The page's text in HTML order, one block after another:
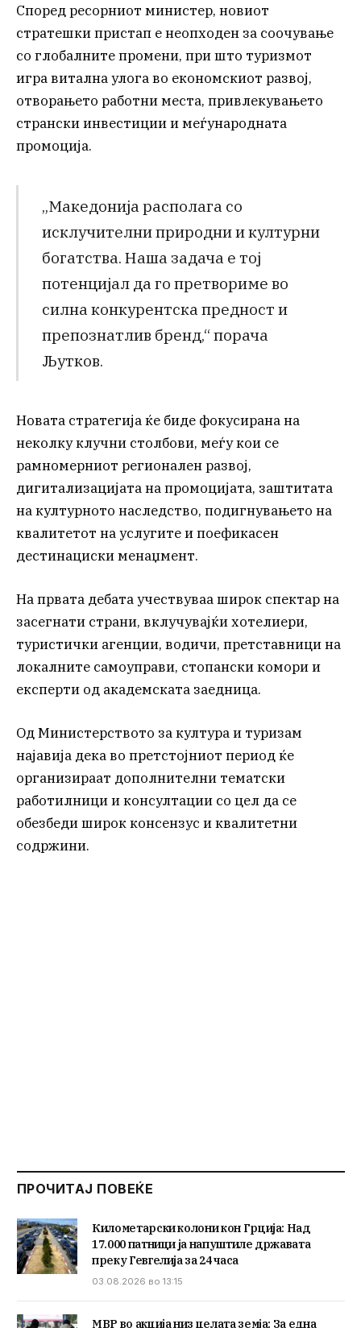
Според ресорниот министер, новиот
стратешки пристап е неопходен за соочување
со глобалните промени, при што туризмот
игра витална улога во економскиот развој,
отворањето работни места, привлекувањето
странски инвестиции и меѓународната
промоција.
„Македонија располага со
исклучителни природни и културни
богатства. Наша задача е тој
потенцијал да го претвориме во
силна конкурентска предност и
препознатлив бренд,“ порача
Љутков.
Новата стратегија ќе биде фокусирана на
неколку клучни столбови, меѓу кои се
рамномерниот регионален развој,
дигитализацијата на промоцијата, заштитата
на културното наследство, подигнувањето на
квалитетот на услугите и поефикасен
дестинациски менаџмент.
На првата дебата учествуваа широк спектар на
засегнати страни, вклучувајќи хотелиери,
туристички агенции, водичи, претставници на
локалните самоуправи, стопански комори и
експерти од академската заедница.
Од Министерството за култура и туризам
најавија дека во претстојниот период ќе
организираат дополнителни тематски
работилници и консултации со цел да се
обезбеди широк консензус и квалитетни
содржини.
ПРОЧИТАЈ ПОВЕЌЕ
Километарски колони кон Грција: Над
17.000 патници ја напуштиле државата
преку Гевгелија за 24 часа
03.08.2026 во 13:15
МВР во акција низ целата земја: За една